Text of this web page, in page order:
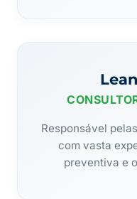
Responsável
com vasta
preventiva e